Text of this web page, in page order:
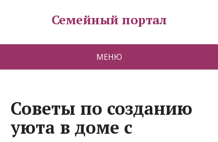
Семейный портал
МЕНЮ
Советы по созданию
уюта в доме с